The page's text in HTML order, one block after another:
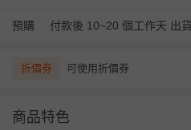
預購 付款後 10~20 個工作天 出貨
折價券 可使用折價券
商品特色